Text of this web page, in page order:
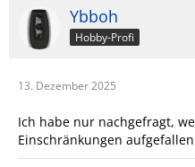
Ybboh
Hobby-Profi
13. Dezember 2025
Ich habe nur nachgefragt,
Einschränkungen